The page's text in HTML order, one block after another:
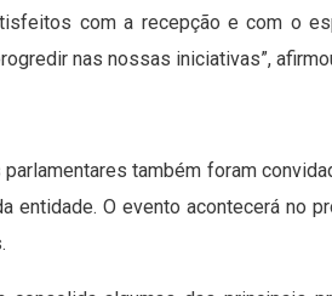
com a recepção e com o
nas nossas iniciativas”,
também foram
entidade. O evento acontecerá no